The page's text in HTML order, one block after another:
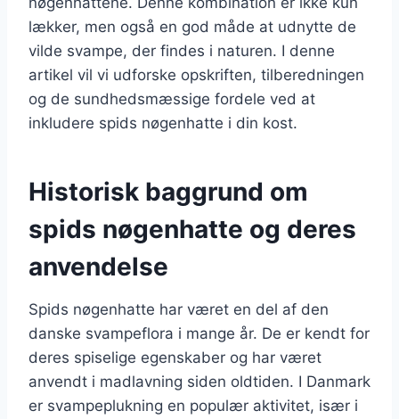
lækker, men også en god måde at udnytte de
vilde svampe, der findes i naturen. I denne
artikel vil vi udforske opskriften, tilberedningen
og de sundhedsmæssige fordele ved at
inkludere spids nøgenhatte i din kost.
Historisk baggrund om
spids nøgenhatte og deres
anvendelse
Spids nøgenhatte har været en del af den
danske svampeflora i mange år. De er kendt for
deres spiselige egenskaber og har været
anvendt i madlavning siden oldtiden. I Danmark
er svampeplukning en populær aktivitet, især i